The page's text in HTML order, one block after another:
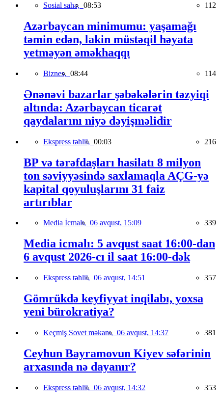
Sosial sahə, 08:53 112
Azərbaycan minimumu: yaşamağı
təmin edən, lakin müstəqil həyata
yetməyən əməkhaqqı
Biznes, 08:44 114
Ənənəvi bazarlar şəbəkələrin təzyiqi
altında: Azərbaycan ticarət
qaydalarını niyə dəyişməlidir
Ekspress təhlil, 00:03 216
BP və tərəfdaşları hasilatı 8 milyon
ton səviyyəsində saxlamaqla AÇG-yə
kapital qoyuluşlarını 31 faiz
artırıblar
Media İcmalı, 06 avqust, 15:09 339
Media icmalı: 5 avqust saat 16:00-dan
6 avqust 2026-cı il saat 16:00-dək
Ekspress təhlil, 06 avqust, 14:51 357
Gömrükdə keyfiyyət inqilabı, yoxsa
yeni bürokratiya?
Keçmiş Sovet məkanı, 06 avqust, 14:37 381
Ceyhun Bayramovun Kiyev səfərinin
arxasında nə dayanır?
Ekspress təhlil, 06 avqust, 14:32 353